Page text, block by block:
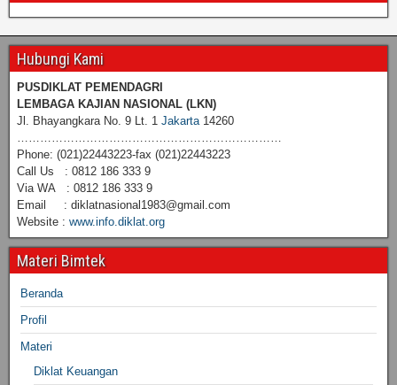
Hubungi Kami
PUSDIKLAT PEMENDAGRI
LEMBAGA KAJIAN NASIONAL (LKN)
Jl. Bhayangkara No. 9 Lt. 1 Jakarta14260
……………………………………………………………
Phone: (021)22443223-fax (021)22443223
Call Us : 0812 186 333 9
Via WA : 0812 186 333 9
Email : diklatnasional1983@gmail.com
Website : www.info.diklat.org
Materi Bimtek
Beranda
Profil
Materi
Diklat Keuangan